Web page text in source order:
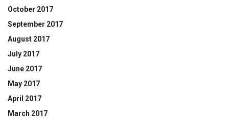
October 2017
September 2017
August 2017
July 2017
June 2017
May 2017
April 2017
March 2017